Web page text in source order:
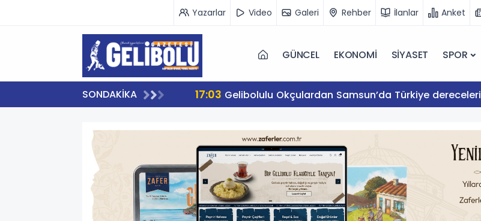
Yazarlar Video Galeri Rehber İlanlar Anket
GÜNCEL EKONOMİ SİYASET SPOR
SONDAKİKA 17:03 Gelibolulu Okçulardan Samsun’da Türkiye dereceleri